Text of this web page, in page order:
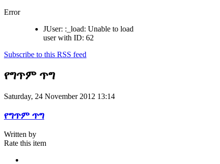
Error
JUser: :_load: Unable to load
user with ID: 62
Subscribe to this RSS feed
የግጥም ጥግ
Saturday, 24 November 2012 13:14
የግጥም ጥግ
Written by
Rate this item